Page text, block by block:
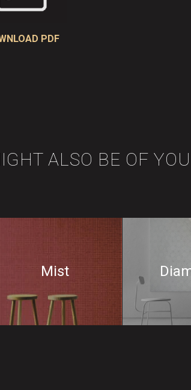
PDF
ALSO BE OF
Mist